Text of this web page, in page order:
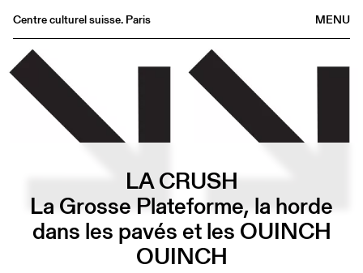
MENU
Centre culturel suisse. Paris
Agenda
Librairie
Buvette
Informations
/EN
LA CRUSH
La Grosse Plateforme, la horde
dans les pavés et les OUINCH
OUINCH